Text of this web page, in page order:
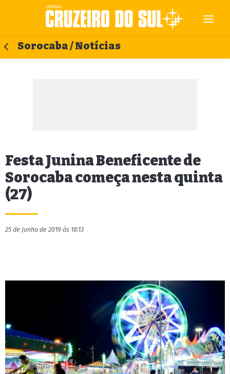
Sorocaba / Notícias
Festa Junina Beneficente de
Sorocaba começa nesta quinta
(27)
25 de Junho de 2019 às 18:13